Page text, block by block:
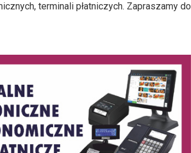
terminali płatniczych. Zapraszamy do